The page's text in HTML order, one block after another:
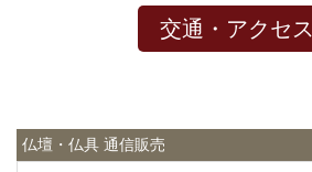
交通・アクセス
仏壇・仏具 通信販売